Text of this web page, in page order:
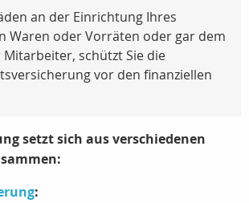
an der Einrichtung Ihres
Waren oder Vorräten oder gar dem
schützt Sie die
vor den finanziellen
setzt sich aus verschiedenen
: